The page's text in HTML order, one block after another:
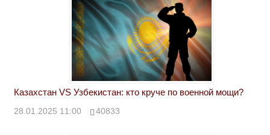
Казахстан VS Узбекистан: кто круче по военной мощи?
28.01.2025 11:00 40833